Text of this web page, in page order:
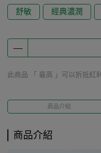
舒敏
經典濃潤
此商品 「 最高 」可以折抵紅利
商品介紹
商品介紹